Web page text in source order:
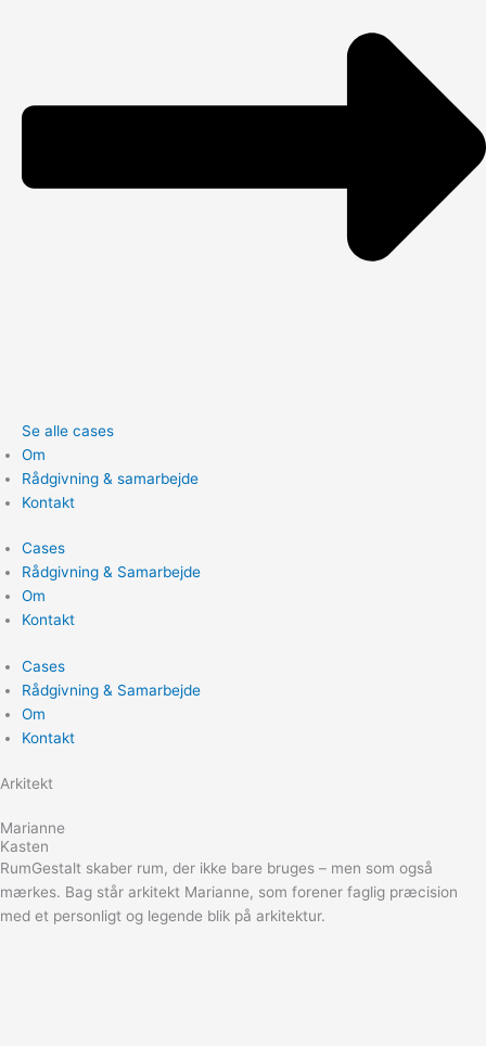
Se alle cases
Om
Rådgivning & samarbejde
Kontakt
Cases
Rådgivning & Samarbejde
Om
Kontakt
Cases
Rådgivning & Samarbejde
Om
Kontakt
Arkitekt
Marianne
Kasten
RumGestalt skaber rum, der ikke bare bruges – men som også
mærkes. Bag står arkitekt Marianne, som forener faglig præcision
med et personligt og legende blik på arkitektur.